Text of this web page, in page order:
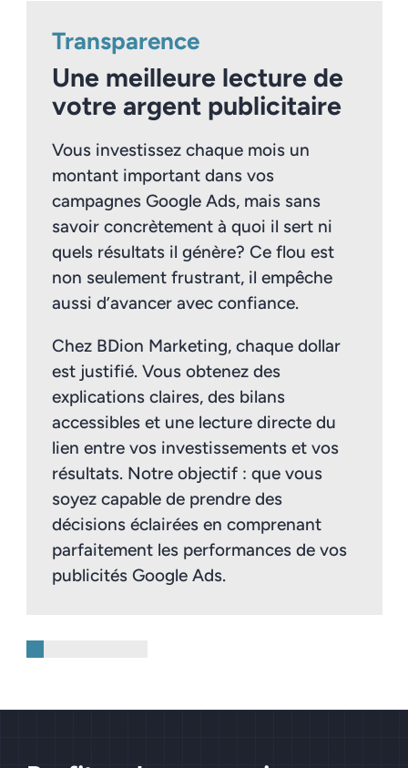
Transparence
Une meilleure lecture de
votre argent publicitaire
Vous investissez chaque mois un
montant important dans vos
campagnes Google Ads, mais sans
savoir concrètement à quoi il sert ni
quels résultats il génère? Ce flou est
non seulement frustrant, il empêche
aussi d’avancer avec confiance.
Chez BDion Marketing, chaque dollar
est justifié. Vous obtenez des
explications claires, des bilans
accessibles et une lecture directe du
lien entre vos investissements et vos
résultats. Notre objectif : que vous
soyez capable de prendre des
décisions éclairées en comprenant
parfaitement les performances de vos
publicités Google Ads.